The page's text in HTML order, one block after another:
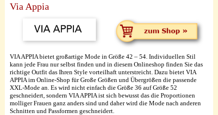
Via Appia
VIA APPIA bietet großartige Mode in Größe 42 – 54. Individuellen Stil
kann jede Frau nur selbst finden und in diesem Onlineshop finden Sie das
richtige Outfit das Ihren Style vorteilhaft unterstreicht. Dazu bietet VIA
APPIA im Online-Shop für Große Größen und Übergrößen die passende
XXL-Mode an. Es wird nicht einfach die Größe 36 auf Größe 52
geschneidert, sondern VIA APPIA ist sich bewusst das die Proportionen
molliger Frauen ganz anders sind und daher wird die Mode nach anderen
Schnitten und Passformen geschneidert.